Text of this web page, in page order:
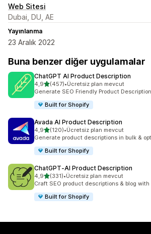
Web Sitesi
Dubai, DU, AE
Yayınlanma
23 Aralık 2022
Buna benzer diğer uygulamalar
ChatGPT AI Product Description
4,95 yıldız üzerinden
(457)
toplam 457 değerlendirme
•Ücretsiz plan mevcut
Generate SEO Friendly Product
Built for Shopify
Avada AI Product Description
4,95 yıldız üzerinden
(120)
toplam 120 değerlendirme
•Ücretsiz plan mevcut
Generate product descriptions in bulk &
Built for Shopify
ChatGPT‑AI Product Description
4,95 yıldız üzerinden
(331)
toplam 331 değerlendirme
•Ücretsiz plan mevcut
Craft SEO product descriptions & blog with
Built for Shopify